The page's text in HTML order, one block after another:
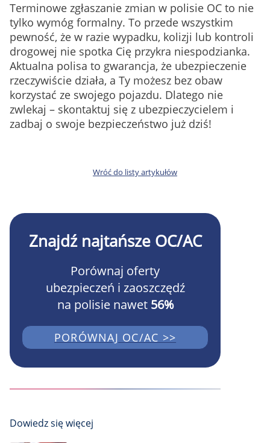
Terminowe zgłaszanie zmian w polisie OC to nie
tylko wymóg formalny. To przede wszystkim
pewność, że w razie wypadku, kolizji lub kontroli
drogowej nie spotka Cię przykra niespodzianka.
Aktualna polisa to gwarancja, że ubezpieczenie
rzeczywiście działa, a Ty możesz bez obaw
korzystać ze swojego pojazdu. Dlatego nie
zwlekaj – skontaktuj się z ubezpieczycielem i
zadbaj o swoje bezpieczeństwo już dziś!
Wróć do listy artykułów
Znajdź najtańsze OC/AC
Porównaj oferty
ubezpieczeń i zaoszczędź
na polisie nawet 56%
PORÓWNAJ OC/AC >>
Dowiedz się więcej